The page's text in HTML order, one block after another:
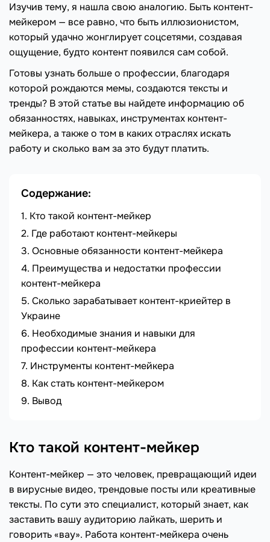
Изучив тему, я нашла свою аналогию. Быть контент-
мейкером — все равно, что быть иллюзионистом,
который удачно жонглирует соцсетями, создавая
ощущение, будто контент появился сам собой.
Готовы узнать больше о профессии, благодаря
которой рождаются мемы, создаются тексты и
тренды? В этой статье вы найдете информацию об
обязанностях, навыках, инструментах контент-
мейкера, а также о том в каких отраслях искать
работу и сколько вам за это будут платить.
Содержание:
Кто такой контент-мейкер
Где работают контент-мейкеры
Основные обязанности контент-мейкера
Преимущества и недостатки профессии
контент-мейкера
Сколько зарабатывает контент-криейтер в
Украине
Необходимые знания и навыки для
профессии контент-мейкера
Инструменты контент-мейкера
Как стать контент-мейкером
Вывод
Кто такой контент-мейкер
Контент-мейкер — это человек, превращающий идеи
в вирусные видео, трендовые посты или креативные
тексты. По сути это специалист, который знает, как
заставить вашу аудиторию лайкать, шерить и
говорить «вау». Работа контент-мейкера очень